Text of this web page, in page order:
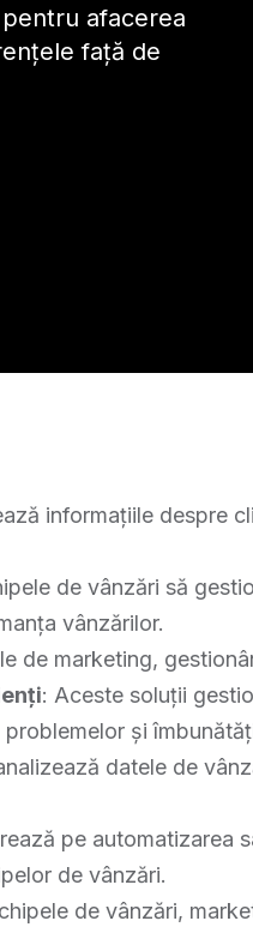
afacerea
față de
informațiile despre
de vânzări să
vânzărilor.
de marketing,
: Aceste soluții
și
datele de
pe automatizarea
de vânzări.
de vânzări,